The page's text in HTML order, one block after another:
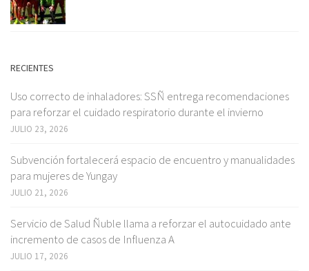
RECIENTES
Uso correcto de inhaladores: SSÑ entrega recomendaciones
para reforzar el cuidado respiratorio durante el invierno
JULIO 23, 2026
Subvención fortalecerá espacio de encuentro y manualidades
para mujeres de Yungay
JULIO 21, 2026
Servicio de Salud Ñuble llama a reforzar el autocuidado ante
incremento de casos de Influenza A
JULIO 17, 2026